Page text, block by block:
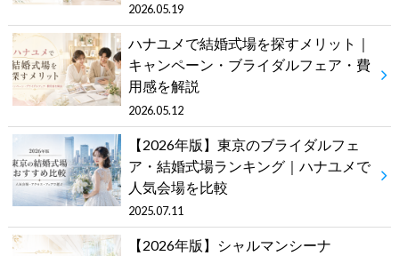
2026.05.19
ハナユメで結婚式場を探すメリット｜
キャンペーン・ブライダルフェア・費
用感を解説
2026.05.12
【2026年版】東京のブライダルフェ
ア・結婚式場ランキング｜ハナユメで
人気会場を比較
2025.07.11
【2026年版】シャルマンシーナ